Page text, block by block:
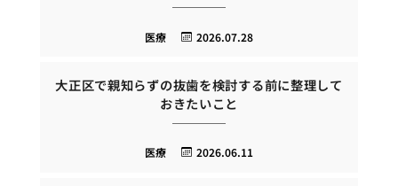
2026.07.28
医療
大正区で親知らずの抜歯を検討する前に整理して
おきたいこと
2026.06.11
医療